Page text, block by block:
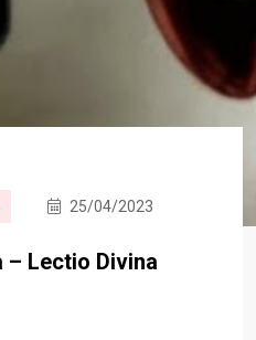
25/04/2023
– Lectio Divina